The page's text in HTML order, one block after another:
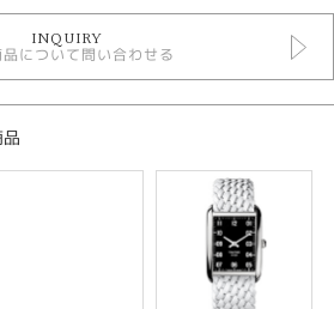
INQUIRY
について問い合わせる